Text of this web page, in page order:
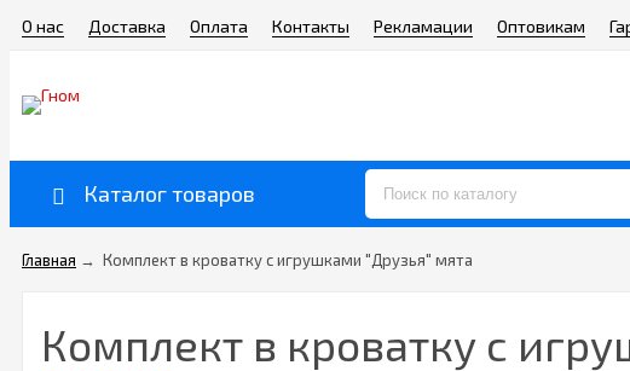
О нас Доставка Оплата Контакты Рекламации Оптовикам
Каталог товаров
Главная → Комплект в кроватку с игрушками "Друзья" мята
Комплект в кроватку с